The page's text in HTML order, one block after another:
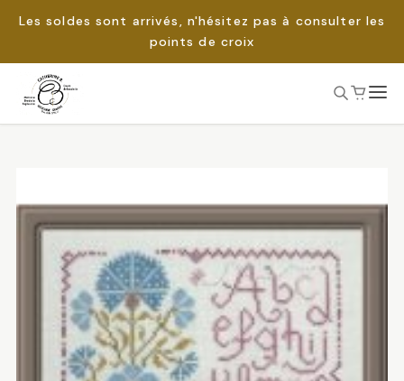
Les soldes sont arrivés, n'hésitez pas à consulter les
points de croix
Passer